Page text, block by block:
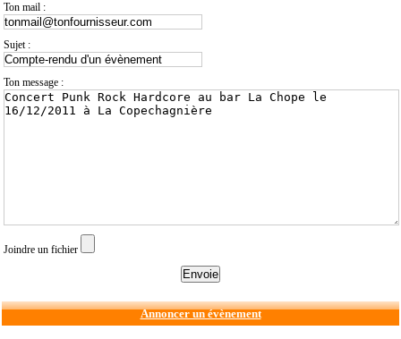
venir
Annoncer
évènement
Ton mail :
Sujet :
Ton message :
Joindre un fichier
Annoncer un évènement